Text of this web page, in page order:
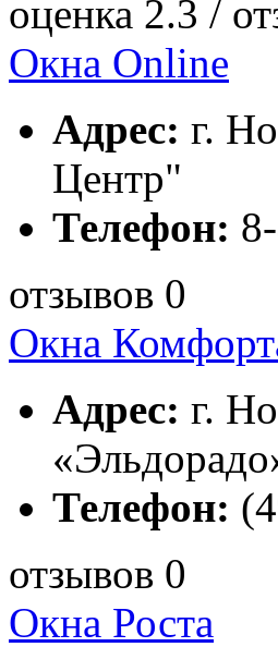
оценка 2.3 /
Окна Online
Адрес: г.
Центр"
Телефон:
отзывов 0
Окна
Адрес: г.
Телефон:
отзывов 0
Окна Роста